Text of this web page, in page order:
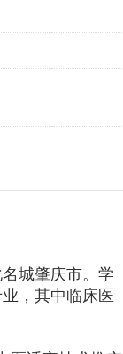
城肇庆市。学
，其中临床医